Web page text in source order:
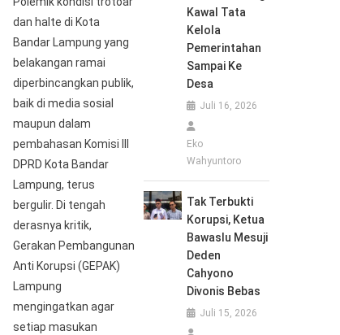
dan halte di Kota
Bandar Lampung yang
belakangan ramai
diperbincangkan publik,
baik di media sosial
maupun dalam
pembahasan Komisi III
DPRD Kota Bandar
Lampung, terus
bergulir. Di tengah
derasnya kritik,
Gerakan Pembangunan
Anti Korupsi (GEPAK)
Lampung
mengingatkan agar
setiap masukan
Kawal Tata
Kelola
Pemerintahan
Sampai Ke
Desa
Juli 16, 2026
Eko
Wahyuntoro
Tak Terbukti
Korupsi, Ketua
Bawaslu Mesuji
Deden
Cahyono
Divonis Bebas
Juli 15, 2026